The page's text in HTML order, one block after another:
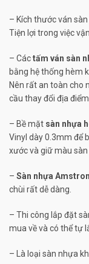
– Kích thước ván
Tiện lợi trong việc
– Cáctấm ván sàn
bằng hệ thống hèm
Nên rất an toàn cho
cầu thay đổi địa điểm.
– Bề mặt sàn nhựa
Vinyl dày 0.3mm để
xước và giữ màu sàn
– Sàn nhựa
chùi rất dễ dàng.
– Thi công lắp đặt
mua về và có thể tự
– Là loại sàn nhựa